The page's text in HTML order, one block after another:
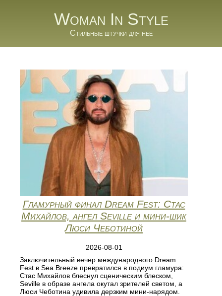
Woman In Style
Стильные штучки для неё
Гламурный финал Dream Fest: Стас
Михайлов, ангел Seville и мини‑шик
Люси Чеботиной
2026-08-01
Заключительный вечер международного Dream
Fest в Sea Breeze превратился в подиум гламура:
Стас Михайлов блеснул сценическим блеском,
Seville в образе ангела окутал зрителей светом, а
Люси Чеботина удивила дерзким мини‑нарядом.